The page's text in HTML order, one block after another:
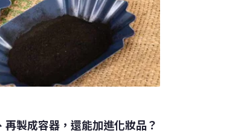
製成容器，還能加進化妝品？